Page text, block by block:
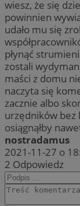
wiesz, że się
powinnien
udało mu się
płynąć
zostali
maści z domu
naczyta się
zacznie albo
urzędników bez
osiągnąłby
nostradamus
2021-11-27 o
2 Odpowiedz